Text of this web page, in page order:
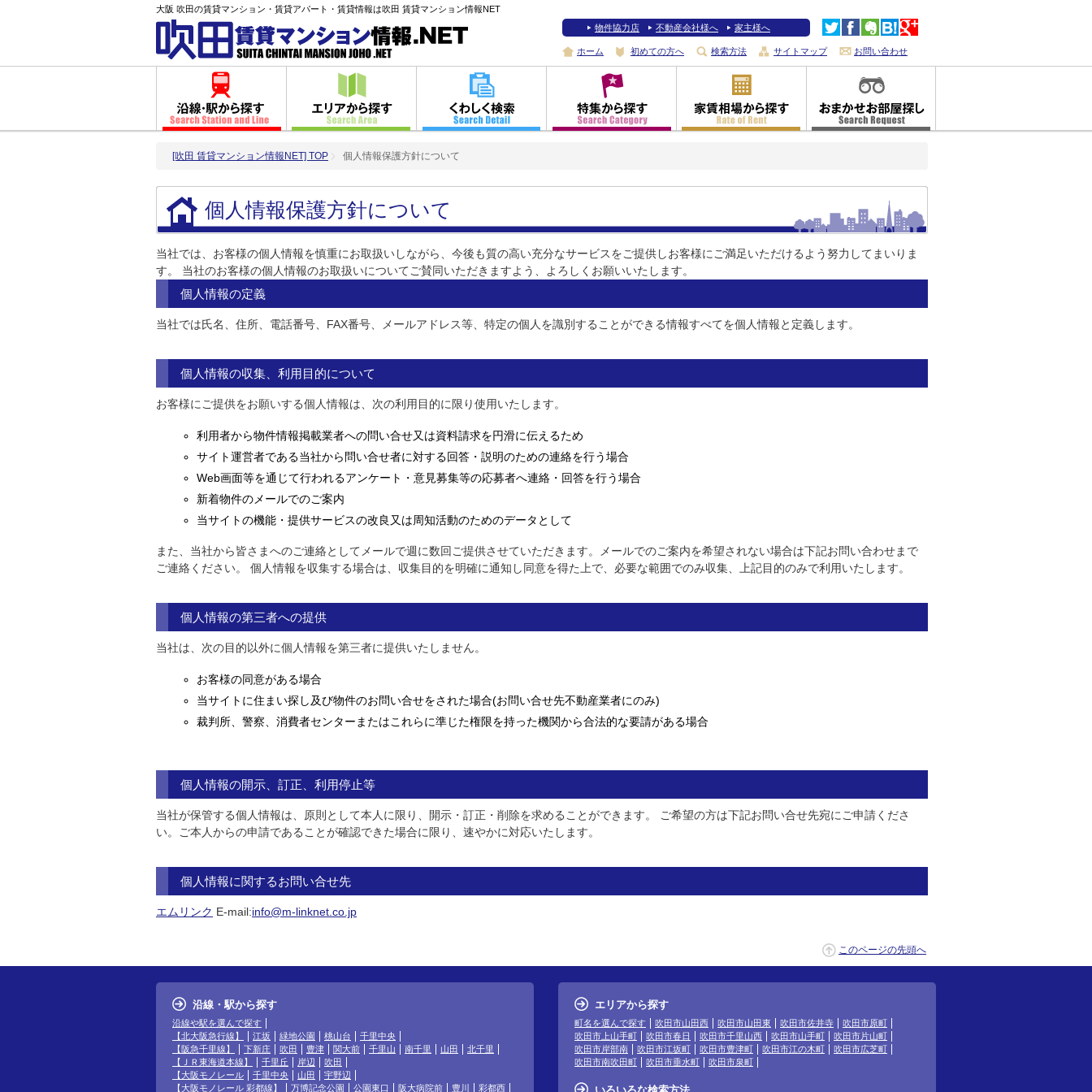
大阪 吹田の賃貸マンション・賃貸アパート・賃貸情報は吹田 賃貸マンション情報NET
物件協力店
不動産会社様へ 家主様へ
ホーム 初めての方へ 検索方法 サイトマップ お問い合わせ
[吹田 賃貸マンション情報NET] TOP 個人情報保護方針について
個人情報保護方針について
当社では、お客様の個人情報を慎重にお取扱いしながら、今後も質の高い充分なサービスをご提供しお客様にご満足いただけるよう努力してまいりま
す。 当社のお客様の個人情報のお取扱いについてご賛同いただきますよう、よろしくお願いいたします。
個人情報の定義
当社では氏名、住所、電話番号、FAX番号、メールアドレス等、特定の個人を識別することができる情報すべてを個人情報と定義します。
個人情報の収集、利用目的について
お客様にご提供をお願いする個人情報は、次の利用目的に限り使用いたします。
利用者から物件情報掲載業者への問い合せ又は資料請求を円滑に伝えるため
サイト運営者である当社から問い合せ者に対する回答・説明のための連絡を行う場合
Web画面等を通じて行われるアンケート・意見募集等の応募者へ連絡・回答を行う場合
新着物件のメールでのご案内
当サイトの機能・提供サービスの改良又は周知活動のためのデータとして
また、当社から皆さまへのご連絡としてメールで週に数回ご提供させていただきます。メールでのご案内を希望されない場合は下記お問い合わせまで
ご連絡ください。 個人情報を収集する場合は、収集目的を明確に通知し同意を得た上で、必要な範囲でのみ収集、上記目的のみで利用いたします。
個人情報の第三者への提供
当社は、次の目的以外に個人情報を第三者に提供いたしません。
お客様の同意がある場合
当サイトに住まい探し及び物件のお問い合せをされた場合(お問い合せ先不動産業者にのみ)
裁判所、警察、消費者センターまたはこれらに準じた権限を持った機関から合法的な要請がある場合
個人情報の開示、訂正、利用停止等
当社が保管する個人情報は、原則として本人に限り、開示・訂正・削除を求めることができます。 ご希望の方は下記お問い合せ先宛にご申請くださ
い。ご本人からの申請であることが確認できた場合に限り、速やかに対応いたします。
個人情報に関するお問い合せ先
エムリンク E-mail:info@m-linknet.co.jp
このページの先頭へ
沿線・駅から探す
沿線や駅を選んで探す
【北大阪急行線】
江坂 緑地公園 桃山台
千里中央
【阪急千里線】
下新庄 吹田 豊津 関大前 千里山 南千里 山田
北千里
【ＪＲ東海道本線】
千里丘 岸辺
吹田
【大阪モノレール
千里中央 山田
宇野辺
【大阪モノレール 彩都線】
万博記念公園 公園東口 阪大病院前 豊川 彩都西
エリアから探す
町名を選んで探す 吹田市山田西 吹田市山田東 吹田市佐井寺
吹田市原町
吹田市上山手町
吹田市春日 吹田市千里山西 吹田市山手町
吹田市片山町
吹田市岸部南
吹田市江坂町 吹田市豊津町 吹田市江の木町
吹田市広芝町
吹田市南吹田町
吹田市垂水町 吹田市泉町